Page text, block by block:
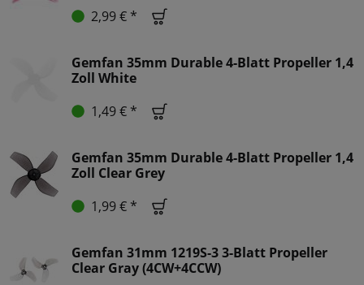
2,99 € *
Gemfan 35mm Durable 4-Blatt Propeller 1,4
Zoll White
1,49 € *
Gemfan 35mm Durable 4-Blatt Propeller 1,4
Zoll Clear Grey
1,99 € *
Gemfan 31mm 1219S-3 3-Blatt Propeller
Clear Gray (4CW+4CCW)